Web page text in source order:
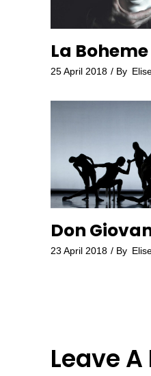
La
25 April 2018 By
Don
23 April 2018 By
Leave A